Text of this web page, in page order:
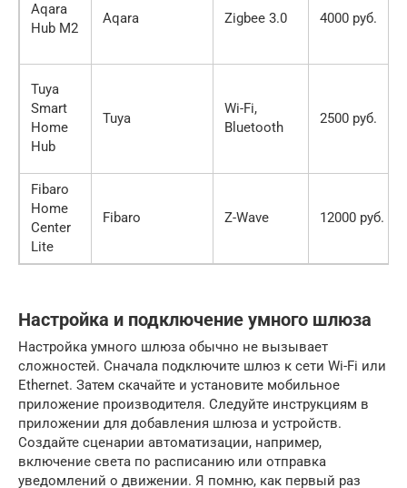
Aqara
Hub M2
Aqara Zigbee 3.0 4000 руб.
Tuya
Smart
Home
Hub
Tuya
Wi-Fi,
Bluetooth
2500 руб.
Fibaro
Home
Center
Lite
Fibaro Z-Wave 12000 руб.
Настройка и подключение умного шлюза
Настройка умного шлюза обычно не вызывает
сложностей. Сначала подключите шлюз к сети Wi-Fi или
Ethernet. Затем скачайте и установите мобильное
приложение производителя. Следуйте инструкциям в
приложении для добавления шлюза и устройств.
Создайте сценарии автоматизации, например,
включение света по расписанию или отправка
уведомлений о движении. Я помню, как первый раз